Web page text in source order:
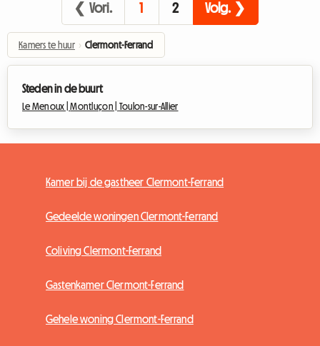
❮ Vori. 1 2 Volg. ❯
Kamers te huur › Clermont-Ferrand
Steden in de buurt
Le Menoux |Montluçon | Toulon-sur-Allier
Kamer bij de gastheer Clermont-Ferrand
Gedeelde woningen Clermont-Ferrand
Coliving Clermont-Ferrand
Gastenkamer Clermont-Ferrand
Gehele woning Clermont-Ferrand